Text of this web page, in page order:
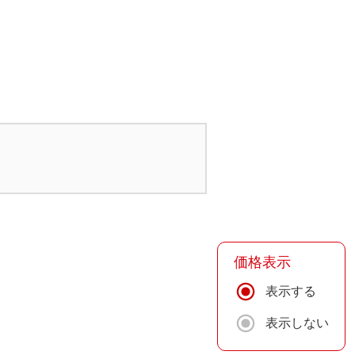
価格表示
表示する
表示しない